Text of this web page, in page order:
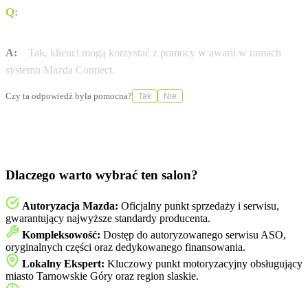
Q:
A:
Tak, klienci mogą korzystać z pomocy w awarii w ramach
systemu Mazda Connect.
Czy ta odpowiedź była pomocna? Tak Nie
Dlaczego warto wybrać ten salon?
Autoryzacja Mazda: Oficjalny punkt sprzedaży i serwisu,
gwarantujący najwyższe standardy producenta.
Kompleksowość: Dostęp do autoryzowanego serwisu ASO,
oryginalnych części oraz dedykowanego finansowania.
Lokalny Ekspert: Kluczowy punkt motoryzacyjny obsługujący
miasto Tarnowskie Góry oraz region slaskie.